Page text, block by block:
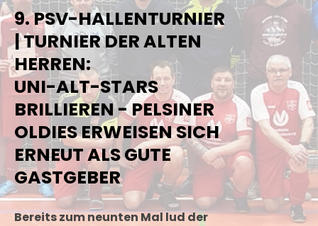
9. PSV-HALLENTURNIER
| TURNIER DER ALTEN
HERREN:
UNI-ALT-STARS
BRILLIEREN - PELSINER
OLDIES ERWEISEN SICH
ERNEUT ALS GUTE
GASTGEBER
Bereits zum neunten Mal lud der